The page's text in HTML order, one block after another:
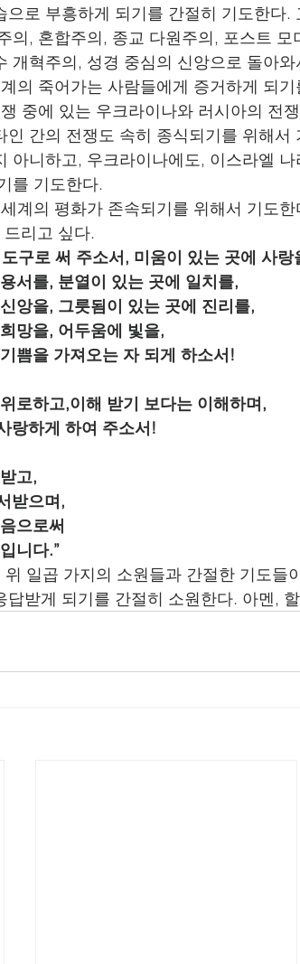
으로 부흥하게 되기를 간절히 기도한다
의, 혼합주의, 종교 다원주의, 포스트
개혁주의, 성경 중심의 신앙으로 돌아
의 죽어가는 사람들에게 증거하게 되
중에 있는 우크라이나와 러시아의 전
간의 전쟁도 속히 종식되기를 위해서
아니하고, 우크라이나에도, 이스라엘
를 기도한다.
계의 평화가 존속되기를 위해서 기도
드리고 싶다.
로 써 주소서, 미움이 있는 곳에 사랑
를, 분열이 있는 곳에 일치를,
을, 그릇됨이 있는 곳에 진리를,
을, 어두움에 빛을,
을 가져오는 자 되게 하소서!
하고,이해 받기 보다는 이해하며,
하게 하여 주소서!
고,
으며,
으로써
니다.”
일곱 가지의 소원들과 간절한 기도들
답받게 되기를 간절히 소원한다. 아멘,